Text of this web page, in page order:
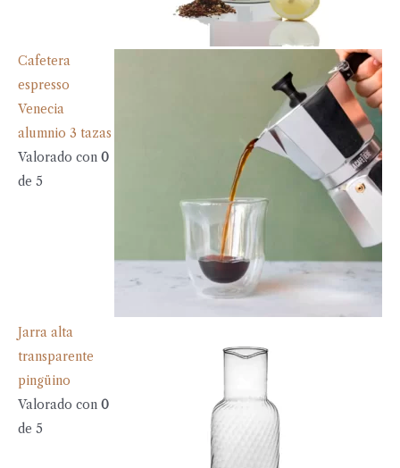
Cafetera
espresso
Venecia
alumnio 3 tazas
Valorado con 0
de 5
Jarra alta
transparente
pingüino
Valorado con 0
de 5